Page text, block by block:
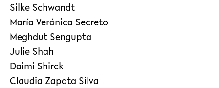
Silke Schwandt
María Verónica Secreto
Meghdut Sengupta
Julie Shah
Daimi Shirck
Claudia Zapata Silva